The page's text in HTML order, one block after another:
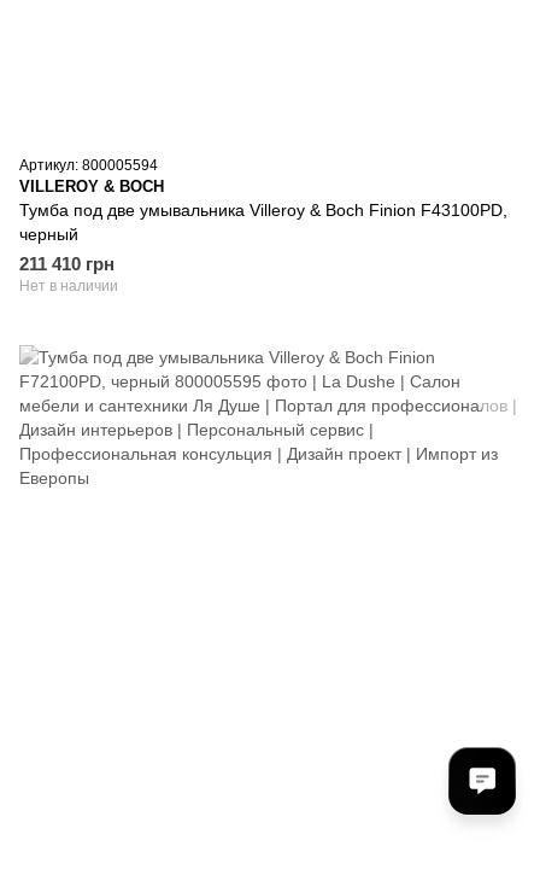
Артикул: 800005594
VILLEROY & BOCH
Тумба под две умывальника Villeroy & Boch Finion F43100PD,
черный
211 410 грн
Нет в наличии